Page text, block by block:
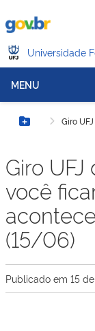
Universidade
MENU
Botão Menu
Giro
Giro
você
(15/06)
Publicado em 15